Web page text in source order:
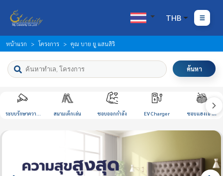
THB
หน้าแรก โครงการ คุณ บาย ยู แสนสิริ
ค้นหา
ระบบรักษาความ สนามเด็กเล่น ชอบออกกำลัง EV Charger ชอบแฮงเอาท์